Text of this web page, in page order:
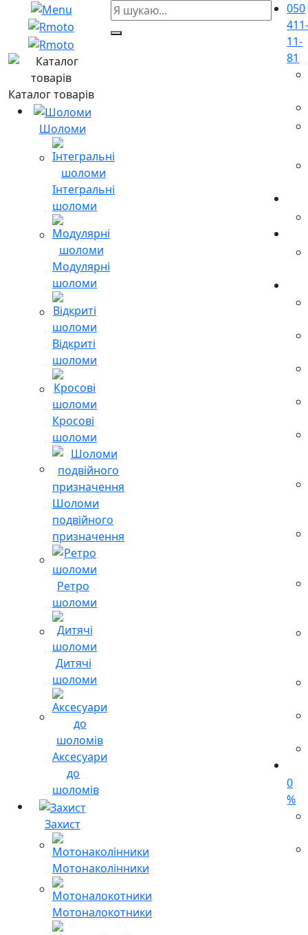
Каталог товарів
Шоломи
Інтегральні
шоломи
Модулярні
шоломи
Відкриті
шоломи
Кросові
шоломи
Шоломи
подвійного
призначення
Ретро
шоломи
Дитячі
шоломи
Аксесуари
до
шоломів
Захист
Мотонаколінники
Мотоналокотники
050
11-
81
0
%